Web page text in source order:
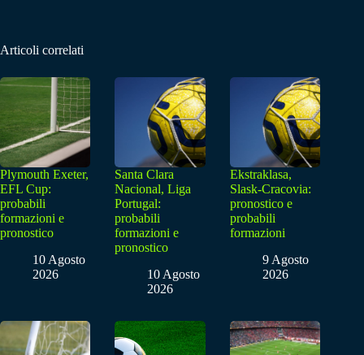
Articoli correlati
Plymouth Exeter,
EFL Cup:
probabili
formazioni e
pronostico
10 Agosto
2026
Santa Clara
Nacional, Liga
Portugal:
probabili
formazioni e
pronostico
10 Agosto
2026
Ekstraklasa,
Slask-Cracovia:
pronostico e
probabili
formazioni
9 Agosto
2026